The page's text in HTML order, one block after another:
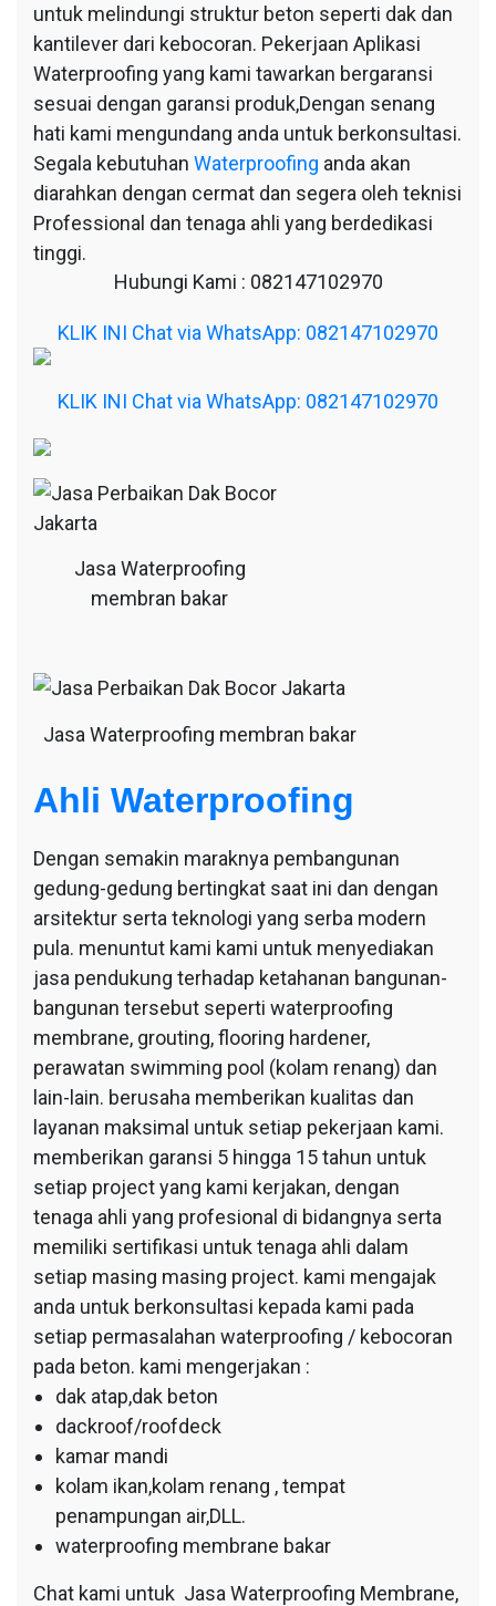
untuk melindungi struktur beton seperti dak dan
kantilever dari kebocoran. Pekerjaan Aplikasi
Waterproofing yang kami tawarkan bergaransi
sesuai dengan garansi produk,Dengan senang
hati kami mengundang anda untuk berkonsultasi.
Segala kebutuhan Waterproofing anda akan
diarahkan dengan cermat dan segera oleh teknisi
Professional dan tenaga ahli yang berdedikasi
tinggi.
Hubungi Kami : 082147102970
KLIK INI Chat via WhatsApp: 082147102970
KLIK INI Chat via WhatsApp: 082147102970
Jasa Waterproofing
membran bakar
Jasa Waterproofing membran bakar
Ahli Waterproofing
Dengan semakin maraknya pembangunan
gedung-gedung bertingkat saat ini dan dengan
arsitektur serta teknologi yang serba modern
pula. menuntut kami kami untuk menyediakan
jasa pendukung terhadap ketahanan bangunan-
bangunan tersebut seperti waterproofing
membrane, grouting, flooring hardener,
perawatan swimming pool (kolam renang) dan
lain-lain. berusaha memberikan kualitas dan
layanan maksimal untuk setiap pekerjaan kami.
memberikan garansi 5 hingga 15 tahun untuk
setiap project yang kami kerjakan, dengan
tenaga ahli yang profesional di bidangnya serta
memiliki sertifikasi untuk tenaga ahli dalam
setiap masing masing project. kami mengajak
anda untuk berkonsultasi kepada kami pada
setiap permasalahan waterproofing / kebocoran
pada beton. kami mengerjakan :
dak atap,dak beton
dackroof/roofdeck
kamar mandi
kolam ikan,kolam renang , tempat
penampungan air,DLL.
waterproofing membrane bakar
Chat kami untuk Jasa Waterproofing Membrane,